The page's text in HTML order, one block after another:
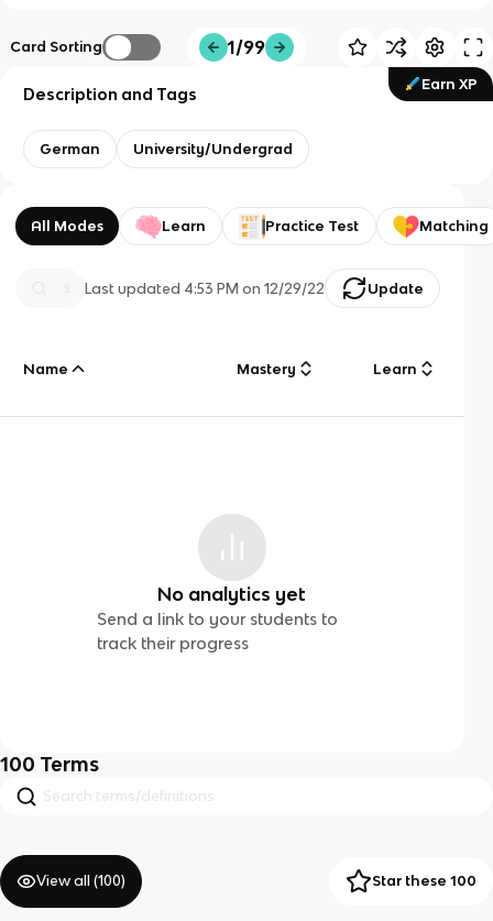
Card Sorting 1/99
Earn XP
Description and Tags
German University/Undergrad
All Modes Learn Practice Test Matching
Last updated 4:53 PM on 12/29/22 Update
Name Mastery Learn
No analytics yet
Send a link to your students to
track their progress
100 Terms
View all (100) Star these 100